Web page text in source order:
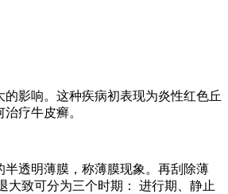
影响。这种疾病初表现为炎性红色丘
疗牛皮癣。
透明薄膜，称薄膜现象。再刮除薄
大致可分为三个时期： 进行期、静止